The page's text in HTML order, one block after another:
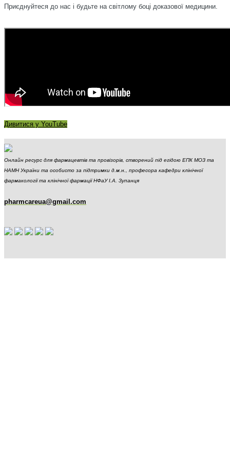
Приєднуйтеся до нас і будьте на світлому боці доказової медицини.
Дивитися у YouTube
Онлайн ресурс для фармацевтів та провізорів, створений під егідою ЕПК МОЗ та
НАМН України та особисто за підтримки д.м.н., професора кафедри клінічної
фармакології та клінічної фармації НФаУ І.А. Зупанця
pharmcareua@gmail.com